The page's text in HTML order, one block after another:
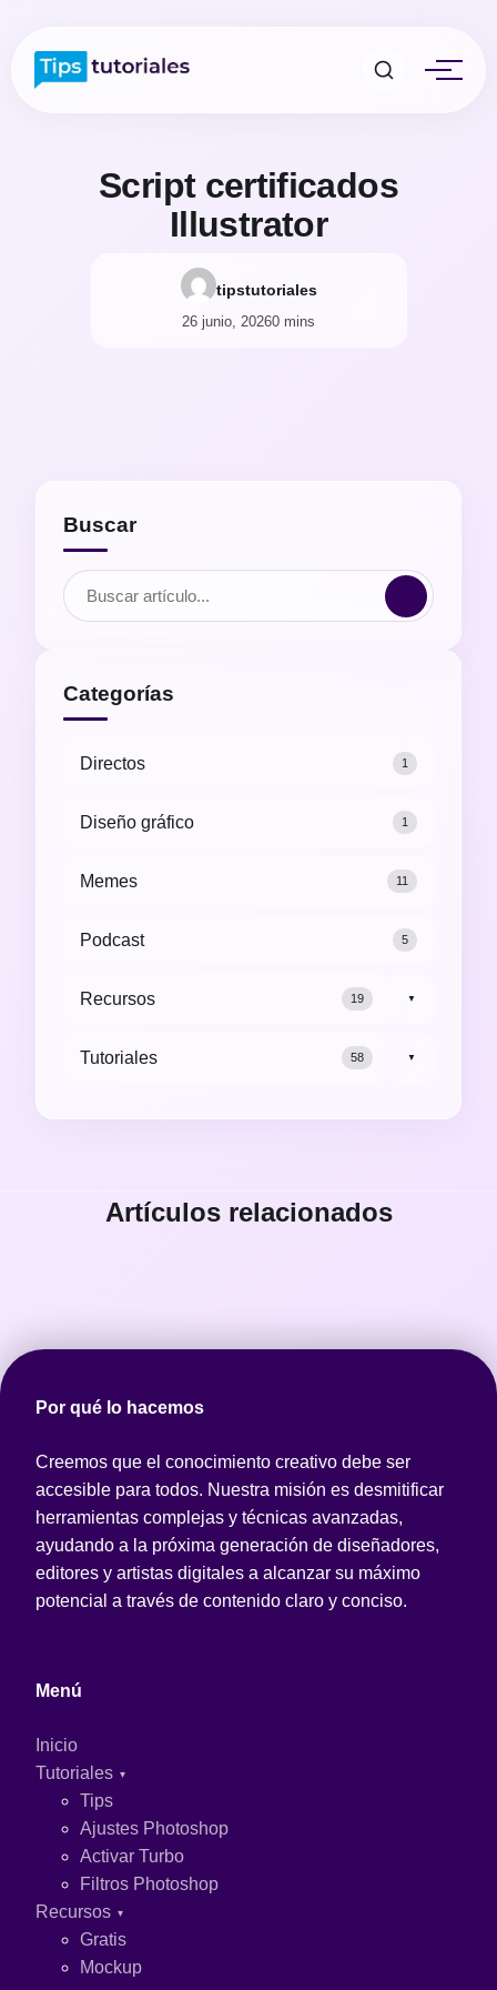
Script certificados
Illustrator
tipstutoriales
26 junio, 20260 mins
Buscar
Categorías
Directos 1
Diseño gráfico 1
Memes 11
Podcast 5
Recursos 19 ▼
Tutoriales 58 ▼
Artículos relacionados
Por qué lo hacemos
Creemos que el conocimiento creativo debe ser
accesible para todos. Nuestra misión es desmitificar
herramientas complejas y técnicas avanzadas,
ayudando a la próxima generación de diseñadores,
editores y artistas digitales a alcanzar su máximo
potencial a través de contenido claro y conciso.
Menú
Inicio
Tutoriales
Tips
Ajustes Photoshop
Activar Turbo
Filtros Photoshop
Recursos
Gratis
Mockup